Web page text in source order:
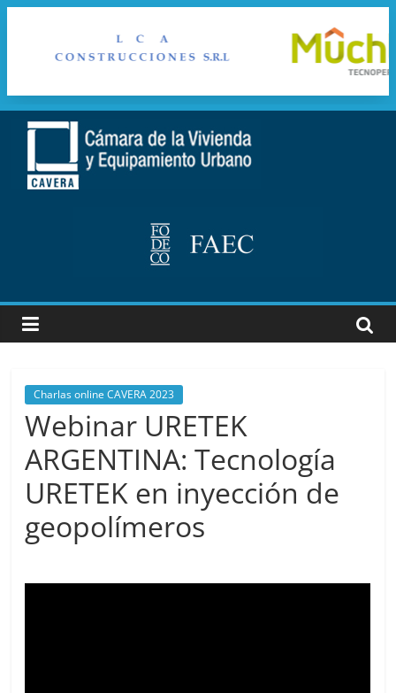
Saltar
contenido
cavera
y
Equipamiento
Urbano
Charlas online CAVERA 2023
Webinar URETEK
ARGENTINA: Tecnología
URETEK en inyección de
geopolímeros